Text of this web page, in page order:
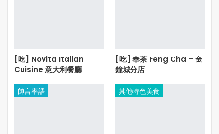
[吃] Novita Italian
Cuisine 意大利餐廳
[吃] 奉茶 Feng Cha – 金
鐘城分店
帥言率語 其他特色美食